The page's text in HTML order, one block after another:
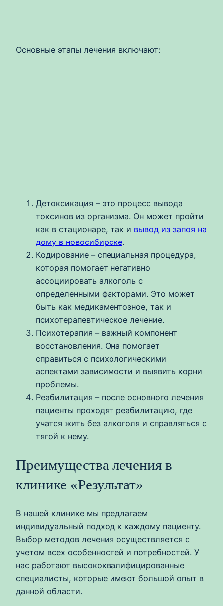
Основные этапы лечения включают:
Детоксикация – это процесс вывода
токсинов из организма. Он может пройти
как в стационаре, так и вывод из запоя на
дому в новосибирске.
Кодирование – специальная процедура,
которая помогает негативно
ассоциировать алкоголь с
определенными факторами. Это может
быть как медикаментозное, так и
психотерапевтическое лечение.
Психотерапия – важный компонент
восстановления. Она помогает
справиться с психологическими
аспектами зависимости и выявить корни
проблемы.
Реабилитация – после основного лечения
пациенты проходят реабилитацию, где
учатся жить без алкоголя и справляться с
тягой к нему.
Преимущества лечения в
клинике «Результат»
В нашей клинике мы предлагаем
индивидуальный подход к каждому пациенту.
Выбор методов лечения осуществляется с
учетом всех особенностей и потребностей. У
нас работают высококвалифицированные
специалисты, которые имеют большой опыт в
данной области.